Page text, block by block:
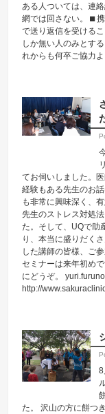
ある人ついては、連
網では回さない。 ⬛︎
で送り返信を受ける
しか無い人のみとす
れからも何卒ご協力
てお伺いしました。
経験もある先生のお
も非常に興味深く、
先生のストレス対処
た。そして、UQで助
り、本当に盛りだく
した講師の皆様、ご
セミナーは来年初め
にどうぞ。
http://
8
た。 沢山の方に餅つ